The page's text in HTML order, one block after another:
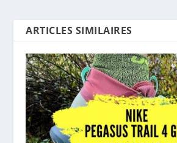
ARTICLES SIMILAIRES